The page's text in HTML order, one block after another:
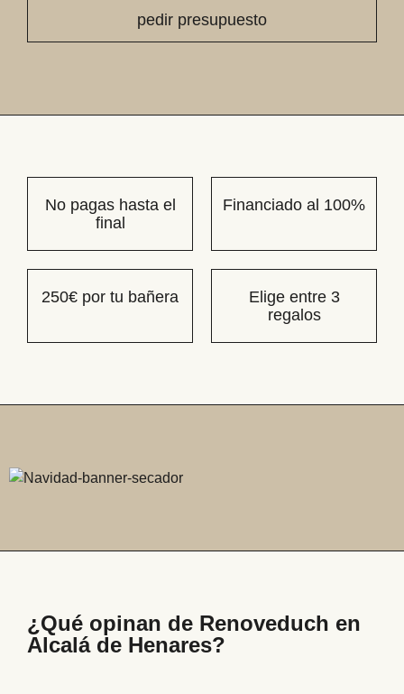
No pagas hasta el
final
Financiado al 100%
250€ por tu bañera
Elige entre 3
regalos
¿Qué opinan de Renoveduch en
Alcalá de Henares?